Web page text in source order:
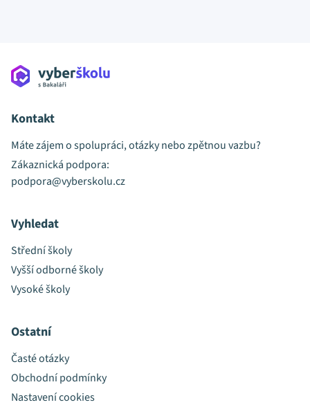
Kontakt
Máte zájem o spolupráci, otázky nebo zpětnou vazbu?
Zákaznická podpora:
podpora@vyberskolu.cz
Vyhledat
Střední školy
Vyšší odborné školy
Vysoké školy
Ostatní
Časté otázky
Obchodní podmínky
Nastavení cookies